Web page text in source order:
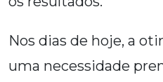
Nos dias de hoje, a
uma necessidade